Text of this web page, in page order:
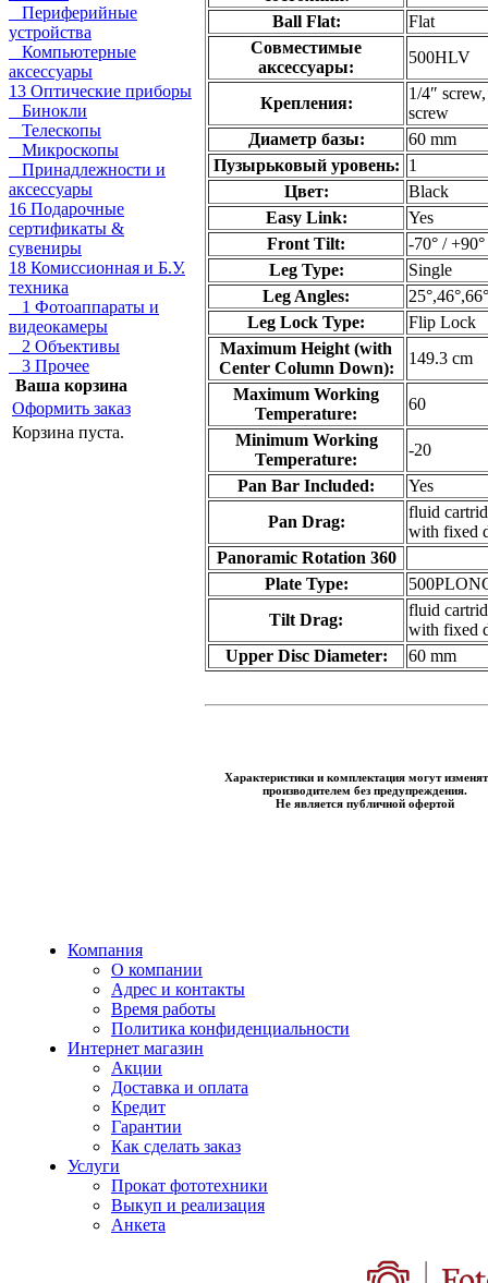
Периферийные
устройства
Компьютерные
аксессуары
13 Оптические приборы
Бинокли
Телескопы
Микроскопы
Принадлежности и
аксессуары
16 Подарочные
сертификаты &
сувениры
18 Комиссионная и Б.У.
техника
1 Фотоаппараты и
видеокамеры
2 Объективы
3 Прочее
Ваша корзина
Оформить заказ
Корзина пуста.
Ball Flat:
Flat
Совместимые
аксессуары:
500HLV
Крепления:
1/4″
screw
Диаметр базы:
60 mm
Пузырьковый уровень: 1
Цвет:
Black
Easy Link:
Yes
Front Tilt:
-70° / +90°
Leg Type:
Single
Leg Angles:
Leg Lock Type:
Flip Lock
Maximum Height (with
Center Column Down):
149.3 cm
Maximum Working
Temperature:
60
Minimum Working
Temperature:
-20
Pan Bar Included:
Yes
Pan Drag:
fluid
with fixed
Panoramic Rotation 360
Plate Type:
Tilt Drag:
fluid
with fixed
Upper Disc Diameter:
60 mm
Характеристики и комплектация могут
производителем без предупреждения.
Не является публичной офертой
Компания
О компании
Адрес и контакты
Время работы
Политика конфиденциальности
Интернет магазин
Акции
Доставка и оплата
Кредит
Гарантии
Как сделать заказ
Услуги
Прокат фототехники
Выкуп и реализация
Анкета